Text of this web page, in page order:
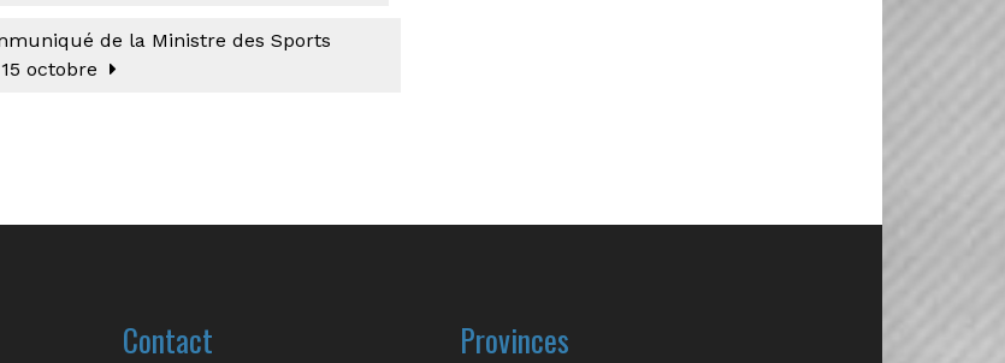
de la Ministre des Sports
octobre
Contact Provinces